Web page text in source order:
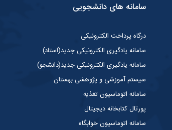
سامانه های دانشجویی
درگاه پرداخت الکترونیکی
سامانه یادگیری الکترونیکی جدید(استاد)
سامانه یادگیری الکترونیکی جدید(دانشجو)
سیستم آموزشی و پژوهشی بهستان
سامانه اتوماسیون تغذیه
پورتال کتابخانه دیجیتال
سامانه اتوماسیون خوابگاه